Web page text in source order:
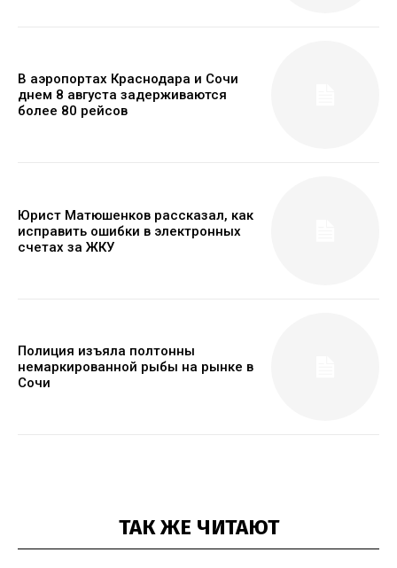
В аэропортах Краснодара и Сочи
днем 8 августа задерживаются
более 80 рейсов
Юрист Матюшенков рассказал, как
исправить ошибки в электронных
счетах за ЖКУ
Полиция изъяла полтонны
немаркированной рыбы на рынке в
Сочи
ТАК ЖЕ ЧИТАЮТ